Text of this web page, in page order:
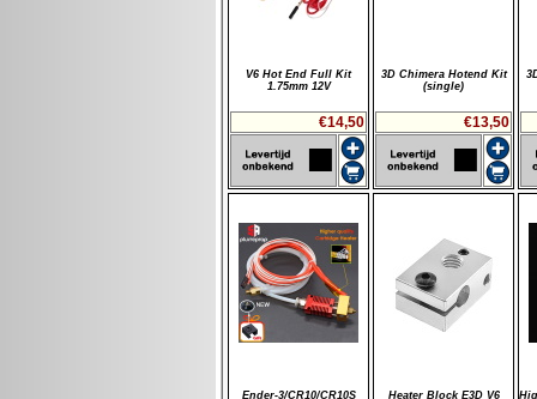
V6 Hot End Full Kit
1.75mm 12V
€14,50
3D Chimera Hotend Kit
(single)
€13,50
Ender-3/CR10/CR10S
Heater Block E3D V6